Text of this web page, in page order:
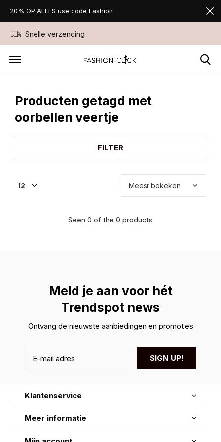
Snelle verzending
20% OP ALLES use code Fashion
Producten getagd met
oorbellen veertje
FILTER
Seen 0 of the 0 products
Meld je aan voor hét
Trendspot news
Ontvang de nieuwste aanbiedingen en promoties
SIGN UP!
Klantenservice
Meer informatie